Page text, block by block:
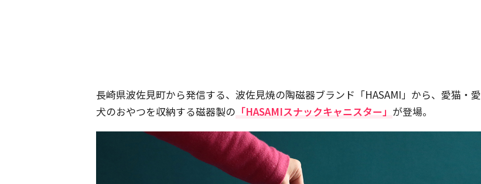
長崎県波佐見町から発信する、波佐見焼の陶磁器ブランド「HASAMI」から、愛猫・愛
犬のおやつを収納する磁器製の 「HASAMIスナックキャニスター」 が登場。